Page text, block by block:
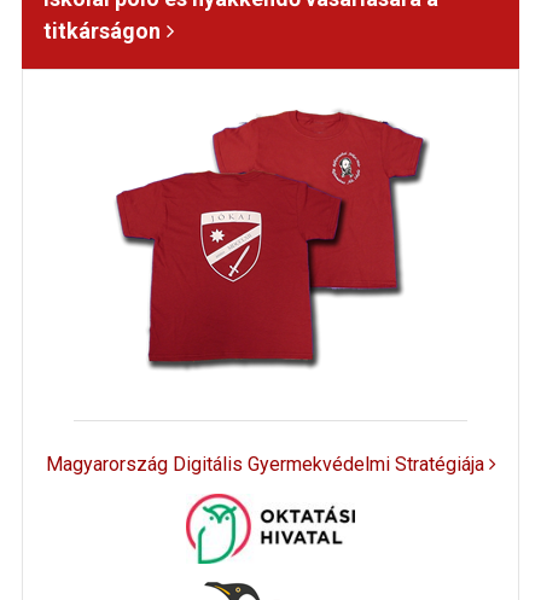
titkárságon
Magyarország Digitális Gyermekvédelmi Stratégiája